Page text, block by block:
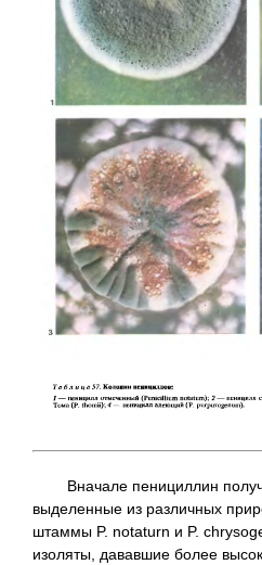
Вначале пенициллин
выделенные из различных
штаммы P. notaturn и P.
изоляты, дававшие более